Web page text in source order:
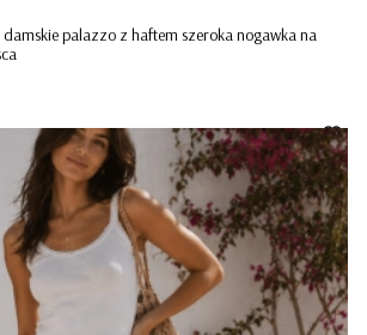
damskie palazzo z haftem szeroka nogawka na